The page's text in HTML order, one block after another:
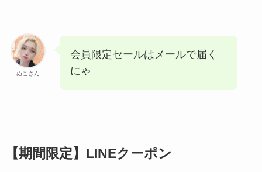
ぬこさん
会員限定セールはメールで届く
にゃ
【期間限定】LINEクーポン